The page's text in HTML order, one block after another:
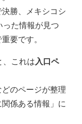
勝、メキシコシ
た情報が見つ
要です。
これは入口ペ
のページが整理
係ある情報」に